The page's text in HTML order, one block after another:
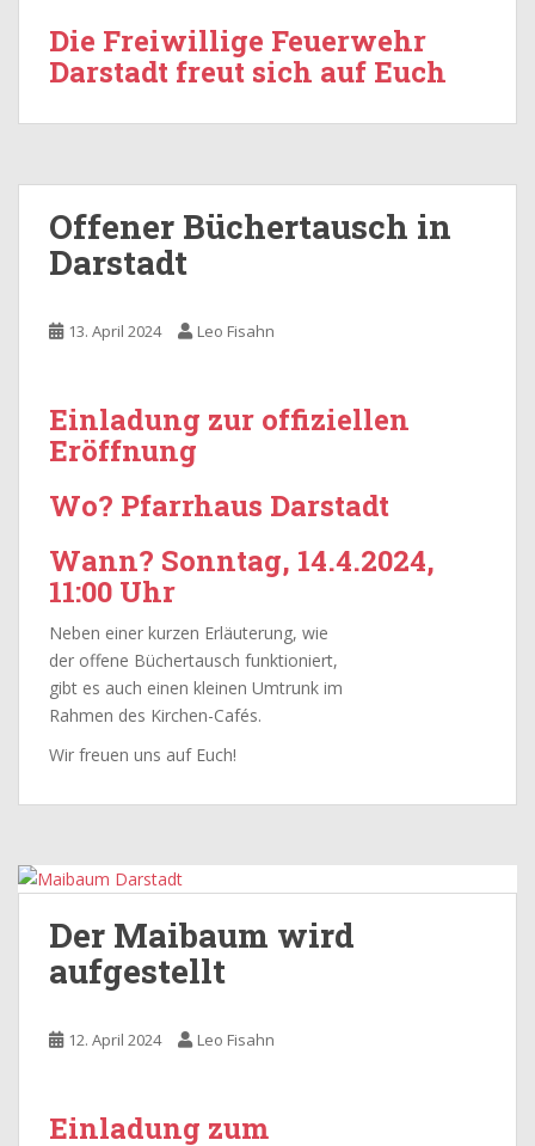
Die Freiwillige Feuerwehr
Darstadt freut sich auf Euch
Offener Büchertausch in
Darstadt
13. April 2024 Leo Fisahn
Einladung zur offiziellen
Eröffnung
Wo? Pfarrhaus Darstadt
Wann? Sonntag, 14.4.2024,
11:00 Uhr
Neben einer kurzen Erläuterung, wie
der offene Büchertausch funktioniert,
gibt es auch einen kleinen Umtrunk im
Rahmen des Kirchen-Cafés.
Wir freuen uns auf Euch!
Der Maibaum wird
aufgestellt
12. April 2024 Leo Fisahn
Einladung zum